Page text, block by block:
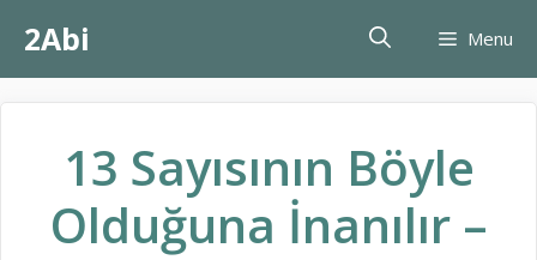
atla2Abi Menu
13 Sayısının Böyle
Olduğuna İnanılır –